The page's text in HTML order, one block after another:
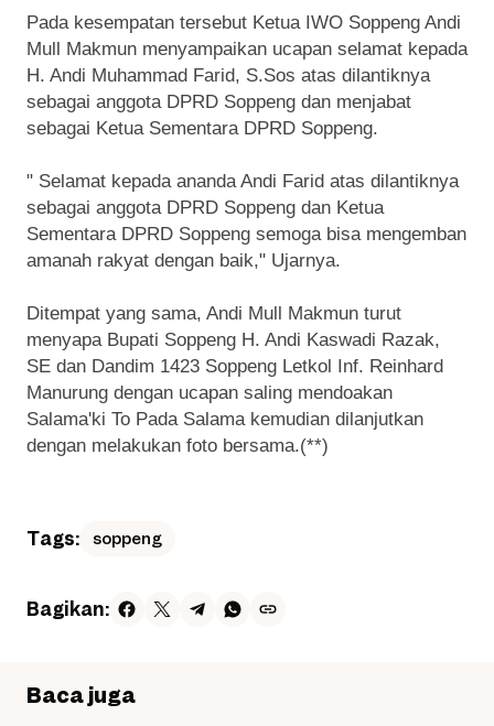
Pada kesempatan tersebut Ketua IWO Soppeng Andi
Mull Makmun menyampaikan ucapan selamat kepada
H. Andi Muhammad Farid, S.Sos atas dilantiknya
sebagai anggota DPRD Soppeng dan menjabat
sebagai Ketua Sementara DPRD Soppeng.
" Selamat kepada ananda Andi Farid atas dilantiknya
sebagai anggota DPRD Soppeng dan Ketua
Sementara DPRD Soppeng semoga bisa mengemban
amanah rakyat dengan baik," Ujarnya.
Ditempat yang sama, Andi Mull Makmun turut
menyapa Bupati Soppeng H. Andi Kaswadi Razak,
SE dan Dandim 1423 Soppeng Letkol Inf. Reinhard
Manurung dengan ucapan saling mendoakan
Salama'ki To Pada Salama kemudian dilanjutkan
dengan melakukan foto bersama.(**)
Tags: soppeng
Bagikan:
Baca juga